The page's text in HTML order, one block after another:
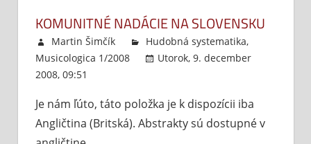
KOMUNITNÉ NADÁCIE NA SLOVENSKU
Martin Šimčík Hudobná systematika,
Musicologica 1/2008
Utorok, 9. december
2008, 09:51
nadácie
na
Je nám ľúto, táto položka je k dispozícii iba
Angličtina (Britská). Abstrakty sú dostupné v